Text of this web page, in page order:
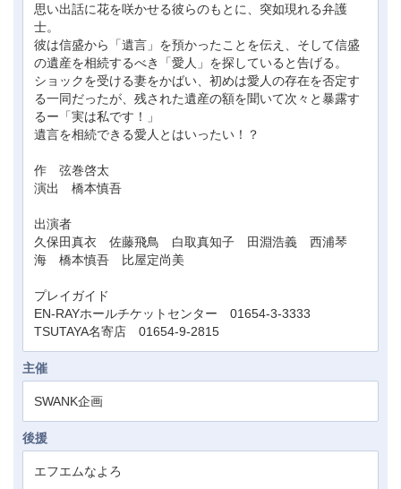
思い出話に花を咲かせる彼らのもとに、突如現れる弁護
士。
彼は信盛から「遺言」を預かったことを伝え、そして信盛
の遺産を相続するべき「愛人」を探していると告げる。
ショックを受ける妻をかばい、初めは愛人の存在を否定す
る一同だったが、残された遺産の額を聞いて次々と暴露す
るー「実は私です！」
遺言を相続できる愛人とはいったい！？
作 弦巻啓太
演出 橋本慎吾
出演者
久保田真衣 佐藤飛鳥 白取真知子 田淵浩義 西浦琴
海 橋本慎吾 比屋定尚美
プレイガイド
EN-RAYホールチケットセンター 01654-3-3333
TSUTAYA名寄店 01654-9-2815
主催
SWANK企画
後援
エフエムなよろ